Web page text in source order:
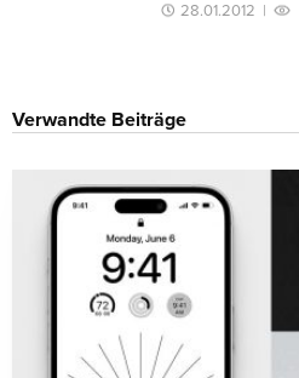
28.01.2012 |
Verwandte Beiträge